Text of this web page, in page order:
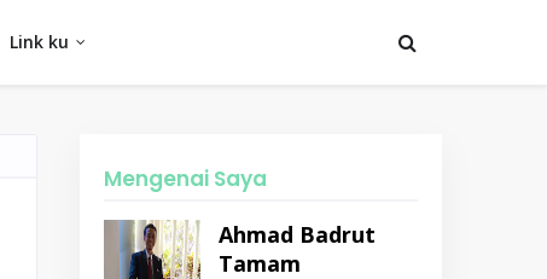
Link ku
Mengenai Saya
Ahmad Badrut
Tamam